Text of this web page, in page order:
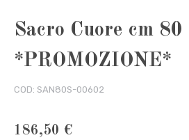
Sacro Cuore cm 80
*PROMOZIONE*
COD: SAN80S-00602
186,50 €